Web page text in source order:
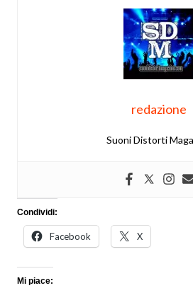
redazione
Suoni Distorti
Condividi:
Facebook X
Mi piace: